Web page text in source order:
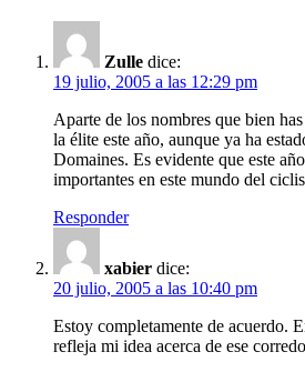
Zulle dice:
19 julio, 2005 a las 12:29 pm
Aparte de los nombres que bien
la élite este año, aunque ya ha
Domaines. Es evidente que este
importantes en este mundo del
Responder
xabier dice:
20 julio, 2005 a las 10:40 pm
Estoy completamente de acuerdo.
refleja mi idea acerca de ese